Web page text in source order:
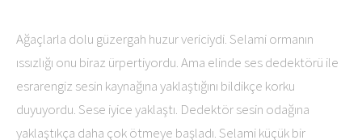
Ağaçlarla dolu güzergah huzur vericiydi. Selami ormanın
ıssızlığı onu biraz ürpertiyordu. Ama elinde ses dedektörü ile
esrarengiz sesin kaynağına yaklaştığını bildikçe korku
duyuyordu. Sese iyice yaklaştı. Dedektör sesin odağına
yaklaştıkça daha çok ötmeye başladı. Selami küçük bir